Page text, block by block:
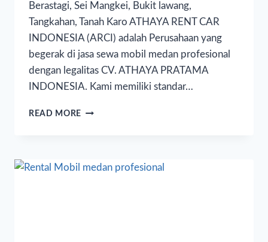
Berastagi, Sei Mangkei, Bukit lawang,
Tangkahan, Tanah Karo ATHAYA RENT CAR
INDONESIA (ARCI) adalah Perusahaan yang
begerak di jasa sewa mobil medan profesional
dengan legalitas CV. ATHAYA PRATAMA
INDONESIA. Kami memiliki standar…
READ MORE